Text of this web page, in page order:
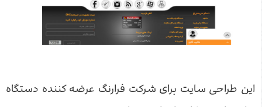
این طراحی سایت برای شرکت فرارنگ عرضه کننده دستگاه